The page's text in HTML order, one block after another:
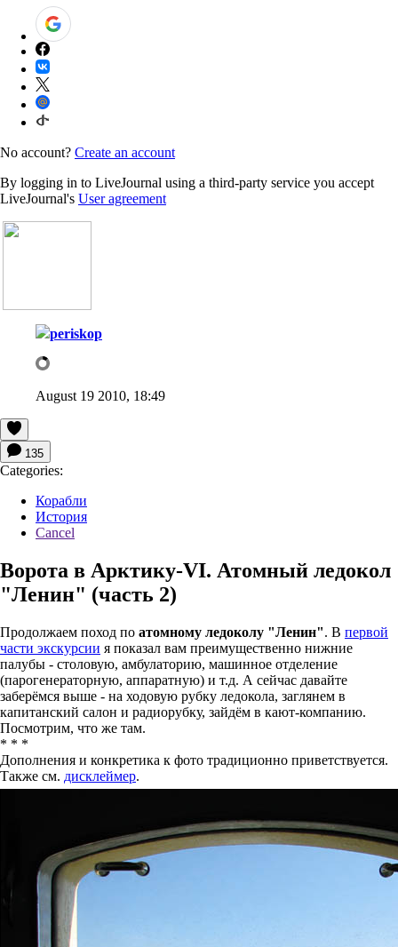
No account? Create an account
By logging in to LiveJournal using a third-party service you accept
LiveJournal's User agreement
periskop
August 19 2010, 18:49
135
Categories:
Корабли
История
Cancel
Ворота в Арктику-VI. Атомный ледокол
"Ленин" (часть 2)
Продолжаем поход по атомному ледоколу "Ленин". В первой
части экскурсии я показал вам преимущественно нижние
палубы - столовую, амбулаторию, машинное отделение
(парогенераторную, аппаратную) и т.д. А сейчас давайте
заберёмся выше - на ходовую рубку ледокола, заглянем в
капитанский салон и радиорубку, зайдём в кают-компанию.
Посмотрим, что же там.
* * *
Дополнения и конкретика к фото традиционно приветствуется.
Также см. дисклеймер.